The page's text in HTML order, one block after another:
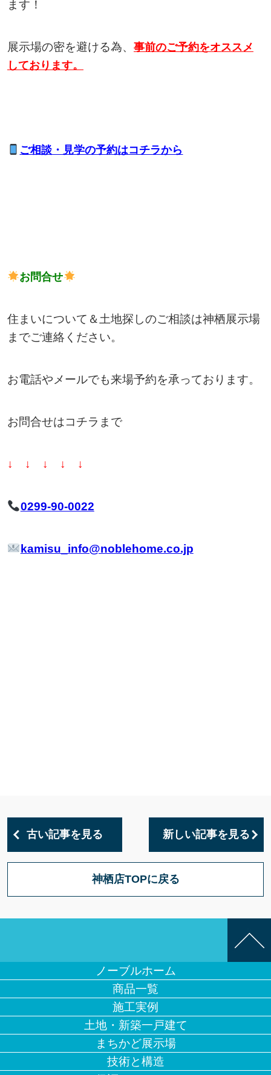
ます！
展示場の密を避ける為、 事前のご予約をオススメ
しております。
ご相談・見学の予約はコチラから
お問合せ
住まいについて＆土地探しのご相談は神栖展示場
までご連絡ください。
お電話やメールでも来場予約を承っております。
お問合せはコチラまで
↓ ↓ ↓ ↓ ↓
0299-90-0022
kamisu_info@noblehome.co.jp
古い記事を見る 新しい記事を見る
神栖店TOPに戻る
ノーブルホーム
商品一覧
施工実例
土地・新築一戸建て
まちかど展示場
技術と構造